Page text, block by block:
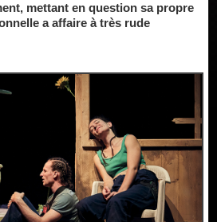
mettant en question sa propre
a affaire à très rude